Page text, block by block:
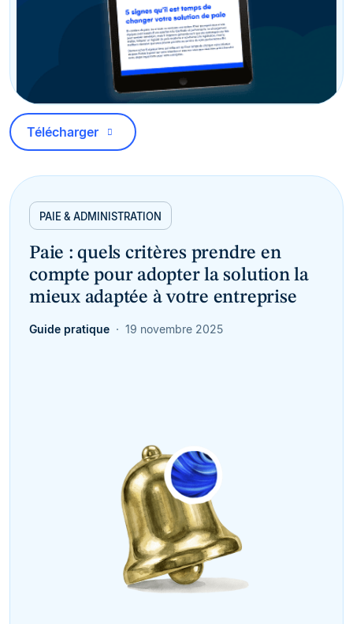
Télécharger
PAIE & ADMINISTRATION
Paie : quels critères prendre en
compte pour adopter la solution la
mieux adaptée à votre entreprise
Guide pratique 19 novembre 2025